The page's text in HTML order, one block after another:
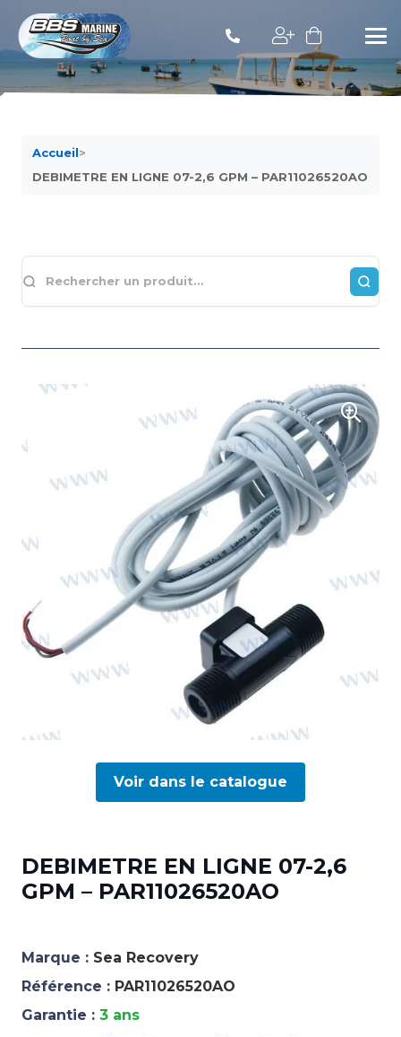
Accueil>
DEBIMETRE EN LIGNE 07-2,6 GPM – PAR11026520AO
Voir dans le catalogue
DEBIMETRE EN LIGNE 07-2,6
GPM – PAR11026520AO
Marque : Sea Recovery
Référence : PAR11026520AO
Garantie : 3 ans